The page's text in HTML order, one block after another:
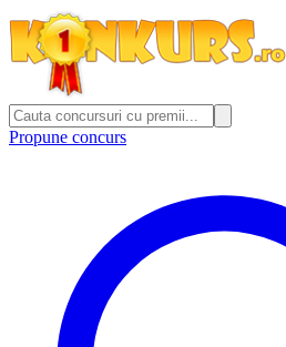
Propune concurs